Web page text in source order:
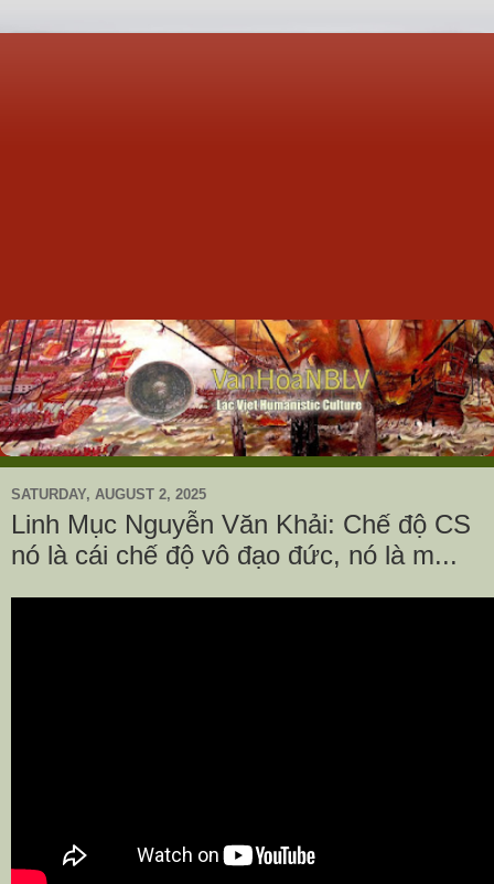
SATURDAY, AUGUST 2, 2025
Linh Mục Nguyễn Văn Khải: Chế độ CS
nó là cái chế độ vô đạo đức, nó là m...